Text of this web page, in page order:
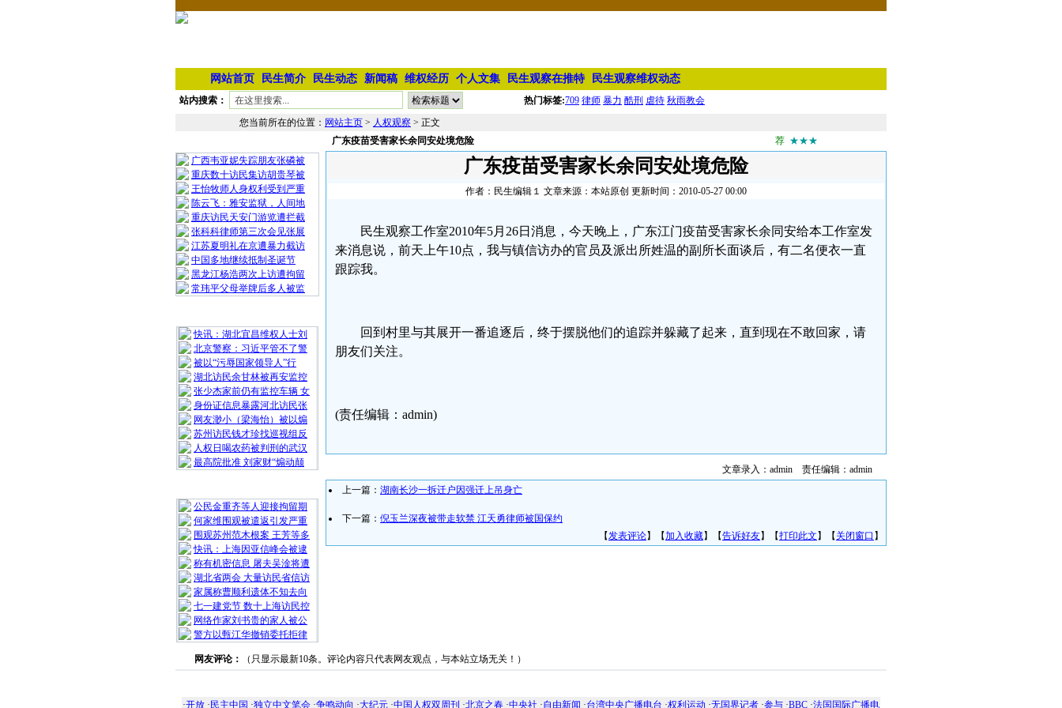
网站首页 民生简介 民生动态 新闻稿 维权经历 个人文集 民生观察在推特 民生观察维权动态
站内搜索： 热门标签:709 律师 暴力 酷刑 虐待 秋雨教会
您当前所在的位置： 网站主页 > 人权观察 > 正文
广西韦亚妮失踪朋友张磷被
重庆数十访民集访胡贵琴被
王怡牧师人身权利受到严重
陈云飞：雅安监狱，人间地
重庆访民天安门游览遭拦截
张科科律师第三次会见张展
江苏夏明礼在京遭暴力截访
中国多地继续抵制圣诞节
黑龙江杨浩两次上访遭拘留
常玮平父母举牌后多人被监
快讯：湖北宜昌维权人士刘
北京警察：习近平管不了警
被以“污辱国家领导人”行
湖北访民余甘林被再安监控
张少杰家前仍有监控车辆 女
身份证信息暴露河北访民张
网友渺小（梁海怡）被以煽
苏州访民钱才珍找巡视组反
人权日喝农药被判刑的武汉
最高院批准 刘家财“煽动颠
公民金重齐等人迎接拘留期
何家维围观被遣返引发严重
围观苏州范木根案 王芳等多
快讯：上海因亚信峰会被逮
称有机密信息 屠夫吴淦将遭
湖北省两会 大量访民省信访
家属称曹顺利遗体不知去向
七一建党节 数十上海访民控
网络作家刘书贵的家人被公
警方以甄江华撤销委托拒律
广东疫苗受害家长余同安处境危险 荐 ★★★
广东疫苗受害家长余同安处境危险
作者：民生编辑１ 文章来源：本站原创 更新时间：2010-05-27 00:00
民生观察工作室2010年5月26日消息，今天晚上，广东江门疫苗受害家长余同安给本工作室发
来消息说，前天上午10点，我与镇信访办的官员及派出所姓温的副所长面谈后，有二名便衣一直
跟踪我。
回到村里与其展开一番追逐后，终于摆脱他们的追踪并躲藏了起来，直到现在不敢回家，请
朋友们关注。
(责任编辑：admin)
文章录入：admin 责任编辑：admin
上一篇： 湖南长沙一拆迁户因强迁上吊身亡
下一篇： 倪玉兰深夜被带走软禁 江天勇律师被国保约
【发表评论】【加入收藏】【告诉好友】【打印此文 】【 关闭窗口 】
网友评论： （只显示最新10条。评论内容只代表网友观点，与本站立场无关！）
·开放 · 民主中国 ·独立中文笔会 ·争鸣动向 ·大纪元 ·中国人权双周刊 ·北京之春 ·中央社 ·自由新闻 ·台湾中央广播电台 ·权利运动 ·无国界记者 ·参与 ·BBC ·法国国际广播电